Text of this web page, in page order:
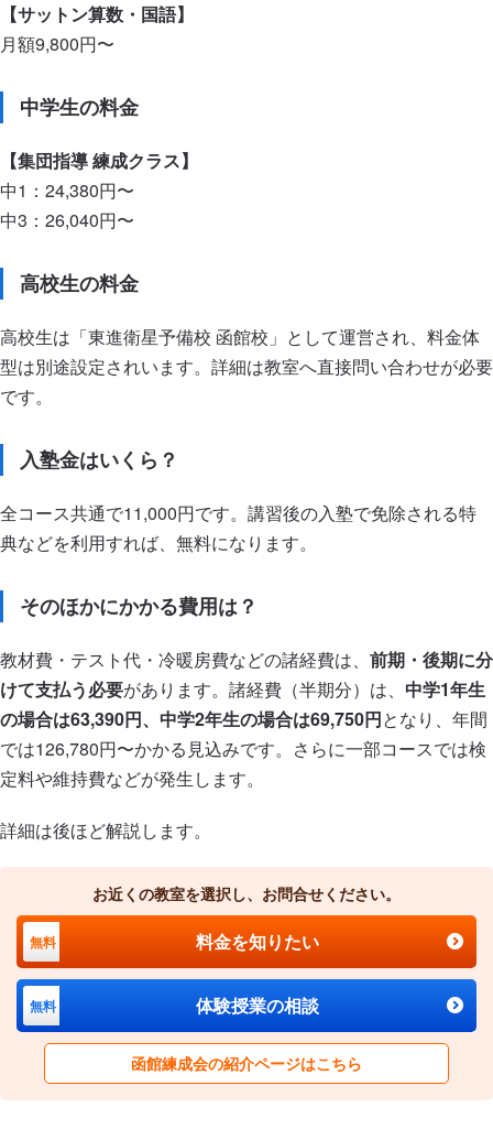
【サットン算数・国語】
月額9,800円〜
中学生の料金
【集団指導 練成クラス】
中1：24,380円〜
中3：26,040円〜
高校生の料金
高校生は「東進衛星予備校 函館校」として運営され、料金体
型は別途設定されいます。詳細は教室へ直接問い合わせが必要
です。
入塾金はいくら？
全コース共通で11,000円です。講習後の入塾で免除される特
典などを利用すれば、無料になります。
そのほかにかかる費用は？
教材費・テスト代・冷暖房費などの諸経費は、 前期・後期に分
けて支払う必要があります。諸経費（半期分）は、 中学1年生
の場合は63,390円、中学2年生の場合は69,750円となり、年間
では126,780円〜かかる見込みです。さらに一部コースでは検
定料や維持費などが発生します。
詳細は後ほど解説します。
お近くの教室を選択し、お問合せください。
無料 料金を知りたい
無料 体験授業の相談
函館練成会の紹介ページはこちら